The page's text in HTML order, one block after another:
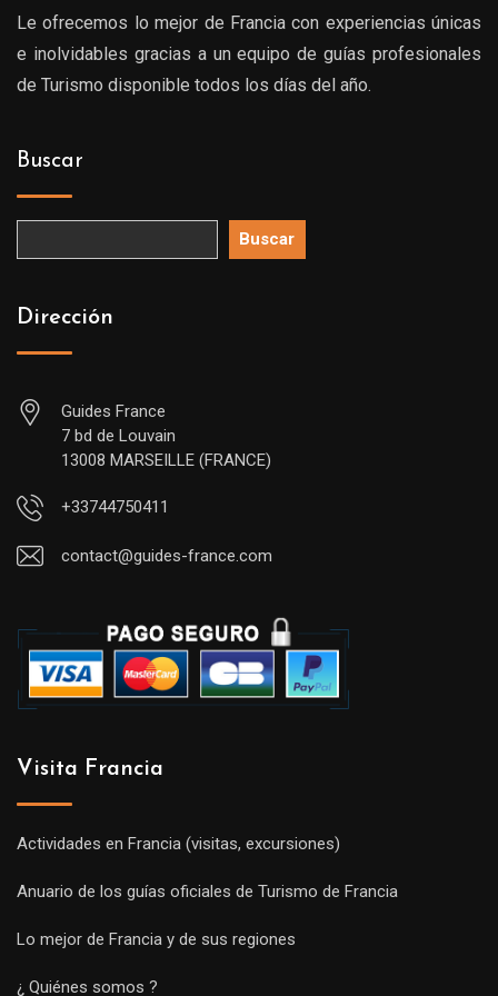
Le ofrecemos lo mejor de Francia con experiencias únicas
e inolvidables gracias a un equipo de guías profesionales
de Turismo disponible todos los días del año.
Buscar
Buscar
Dirección
Guides France
7 bd de Louvain
13008 MARSEILLE (FRANCE)
+33744750411
contact@guides-france.com
Visita Francia
Actividades en Francia (visitas, excursiones)
Anuario de los guías oficiales de Turismo de Francia
Lo mejor de Francia y de sus regiones
¿ Quiénes somos ?